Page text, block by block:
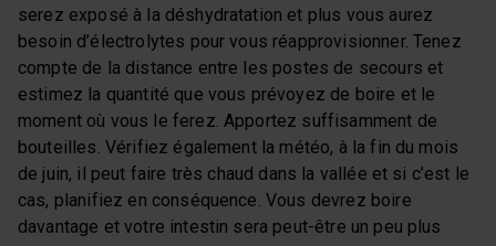
serez exposé à la déshydratation et plus vous aurez
besoin d’électrolytes pour vous réapprovisionner. Tenez
compte de la distance entre les postes de secours et
estimez la quantité que vous prévoyez de boire et le
moment où vous le ferez. Apportez suffisamment de
bouteilles. Vérifiez également la météo, à la fin du mois
de juin, il peut faire très chaud dans la vallée et si c’est le
cas, planifiez en conséquence. Vous devrez boire
davantage et votre intestin sera peut-être un peu plus